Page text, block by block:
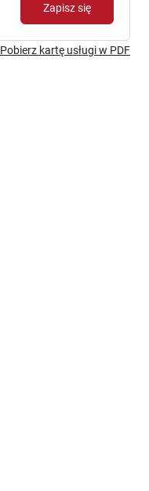
Zapisz się
Pobierz kartę usługi w PDF